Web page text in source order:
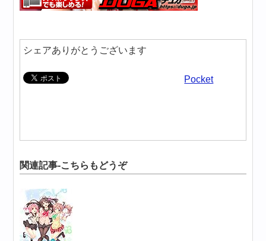
シェアありがとうございます
Pocket
関連記事-こちらもどうぞ